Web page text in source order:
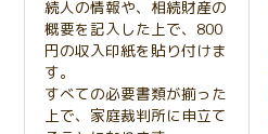
続人の情報や、相続財産の
概要を記入した上で、800
円の収入印紙を貼り付けま
す。
すべての必要書類が揃った
上で、家庭裁判所に申立て